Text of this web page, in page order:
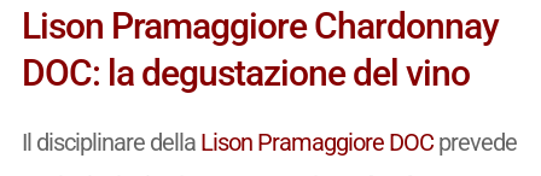
Lison Pramaggiore Chardonnay
DOC: la degustazione del vino
Il disciplinare della Lison Pramaggiore DOCprevede